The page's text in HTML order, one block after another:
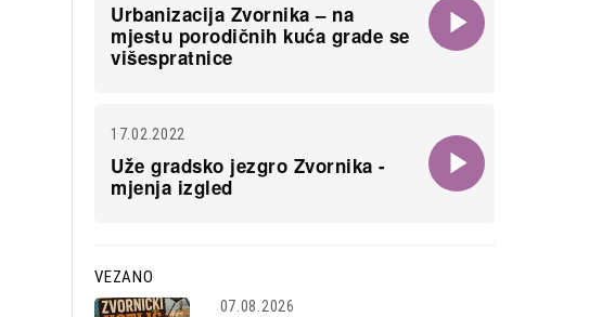
Urbanizacija Zvornika – na
mjestu porodičnih kuća grade se
višespratnice
17.02.2022
Uže gradsko jezgro Zvornika -
mjenja izgled
VEZANO
07.08.2026